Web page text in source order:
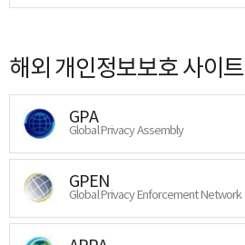
해외 개인정보보호 사이트
GPA
Global Privacy Assembly
GPEN
Global Privacy Enforcement Network